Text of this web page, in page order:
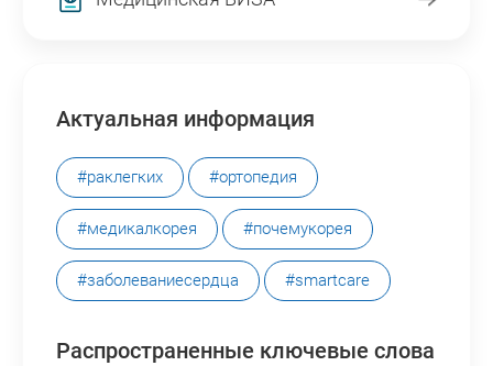
Актуальная информация
#раклегких #ортопедия
#медикалкорея #почемукорея
#заболеваниесердца #smartcare
Распространенные ключевые слова